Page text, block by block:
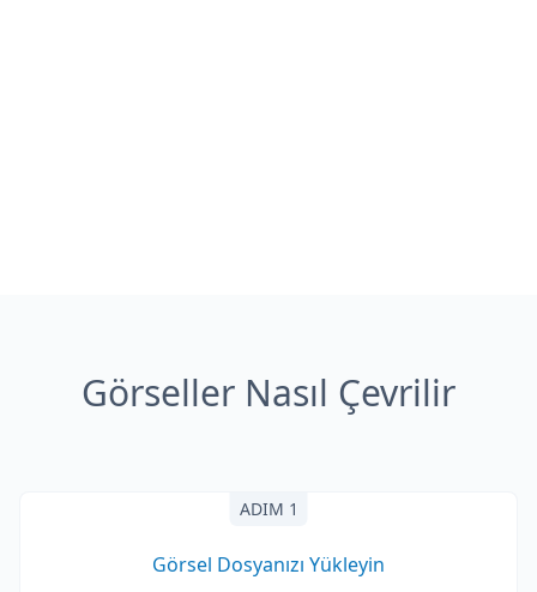
Görseller Nasıl Çevrilir
ADIM 1
Görsel Dosyanızı Yükleyin